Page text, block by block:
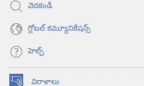
వెదకండి
గ్లోబల్‌ కమ్యూనికేషన్స్‌
హెల్ప్‌
విరాళాలు